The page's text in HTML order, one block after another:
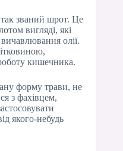
званий шрот. Це
вигляді, які
олії.
кишечника.
форму трави, не
з фахівцем,
якого-небудь